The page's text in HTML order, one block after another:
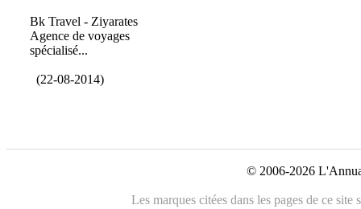
Bk Travel - Ziyarates
Agence de voyages
spécialisé...
(22-08-2014)
© 2006-2026
Les marques citées dans les pages de ce